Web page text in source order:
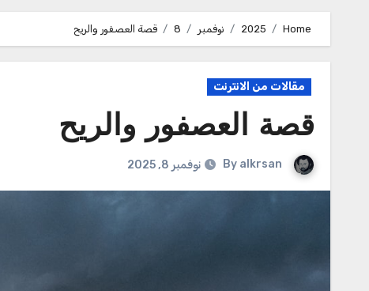
Home
2025 نوفمبر 8 قصة العصفور والريح
مقالات من الانترنت
قصة العصفور والريح
By alkrsan نوفمبر 8, 2025